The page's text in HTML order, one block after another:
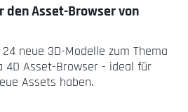
den Asset-Browser von
neue 3D-Modelle zum Thema
4D Asset-Browser - ideal für
Assets haben.